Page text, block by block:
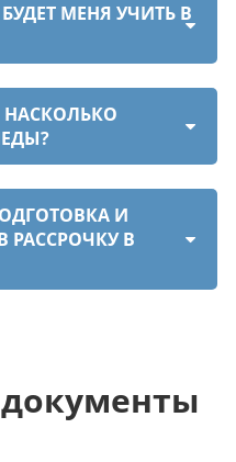
МЕНЯ УЧИТЬ В
НАСКОЛЬКО
И
В